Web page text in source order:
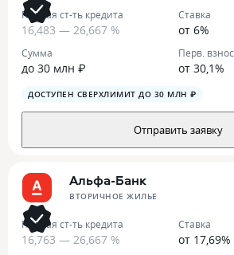
Полная ст-ть кредита
16,483 — 26,667 %
Ставка
от 6%
Сумма
до 30 млн ₽
Перв. взнос
от 30,1%
ДОСТУПЕН СВЕРХЛИМИТ ДО 30 МЛН ₽
Отправить заявку
Альфа-Банк
ВТОРИЧНОЕ ЖИЛЬЕ
Полная ст-ть кредита
16,763 — 26,667 %
Ставка
от 17,69%